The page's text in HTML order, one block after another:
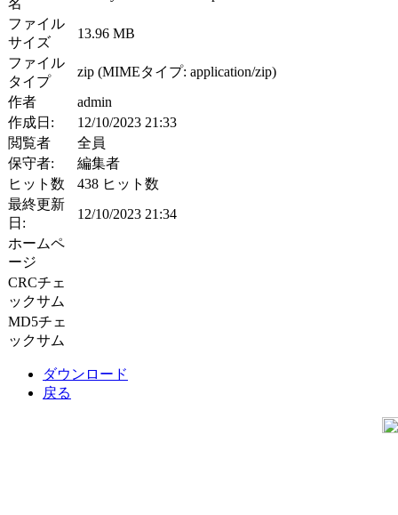
名
ファイル
サイズ
13.96 MB
ファイル
タイプ
zip (MIMEタイプ: application/zip)
作者
admin
作成日:
12/10/2023 21:33
閲覧者
全員
保守者:
編集者
ヒット数
438 ヒット数
最終更新
日:
12/10/2023 21:34
ホームペ
ージ
CRCチェ
ックサム
MD5チェ
ックサム
ダウンロード
戻る